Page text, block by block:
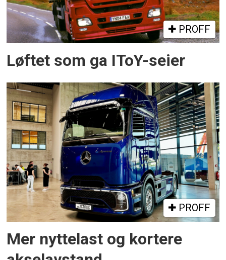
PROFF
Løftet som ga IToY-seier
PROFF
Mer nyttelast og kortere